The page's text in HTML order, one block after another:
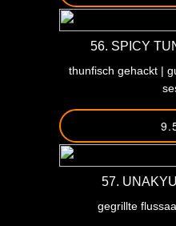
56. SPICY
thunfisch gehackt |
57.
gegrillte